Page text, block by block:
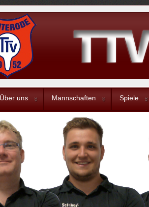
Über uns Mannschaften Spiele